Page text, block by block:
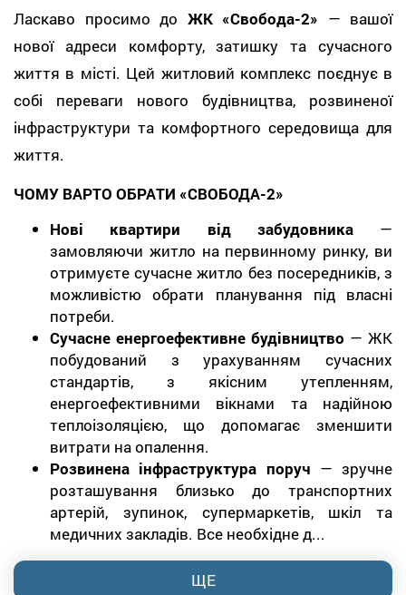
Ласкаво просимо до ЖК «Свобода-2» — вашої
нової адреси комфорту, затишку та сучасного
життя в місті. Цей житловий комплекс поєднує в
собі переваги нового будівництва, розвиненої
інфраструктури та комфортного середовища для
життя.
ЧОМУ ВАРТО ОБРАТИ «СВОБОДА-2»
Нові квартири від забудовника—
замовляючи житло на первинному ринку, ви
отримуєте сучасне житло без посередників, з
можливістю обрати планування під власні
потреби.
Сучасне енергоефективне будівництво — ЖК
побудований з урахуванням сучасних
стандартів, з якісним утепленням,
енергоефективними вікнами та надійною
теплоізоляцією, що допомагає зменшити
витрати на опалення.
Розвинена інфраструктура поруч — зручне
розташування близько до транспортних
артерій, зупинок, супермаркетів, шкіл та
медичних закладів. Все необхідне д...
ЩЕ